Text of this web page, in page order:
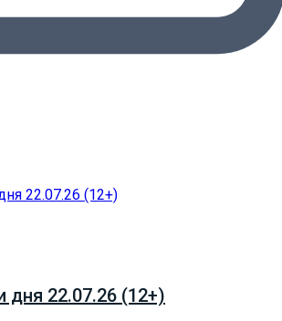
дня 22.07.26 (12+)